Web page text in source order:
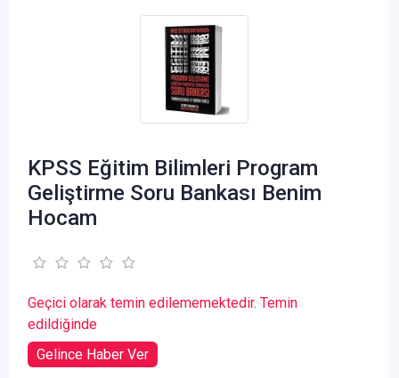
KPSS Eğitim Bilimleri Program
Geliştirme Soru Bankası Benim
Hocam
Geçici olarak temin edilememektedir. Temin
edildiğinde
Gelince Haber Ver